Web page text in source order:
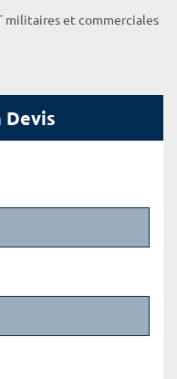
militaires et commerciales
Devis